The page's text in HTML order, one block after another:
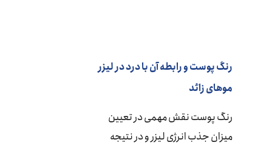
رنگ پوست و رابطه آن با درد در لیزر
موهای زائد
رنگ پوست نقش مهمی در تعیین
میزان جذب انرژی لیزر و در نتیجه